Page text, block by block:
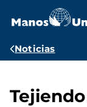
contenido
Ruta
Noticias